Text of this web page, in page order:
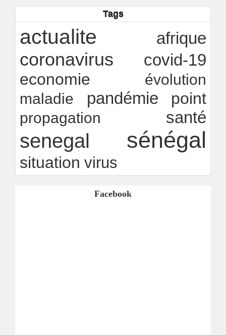
26/07/2026 -Ndakhté M. GAYE
Rapport Bceao 2025 : résilience, transition et
innovation
24/07/2026 Ndakhté M. GAYE
Tags
actualite afrique
coronavirus covid-19
economie
évolution
maladie
pandémie point
propagation santé
senegal sénégal
situation virus
Facebook